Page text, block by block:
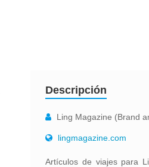
Descripción
Ling Magazine (Brand
lingmagazine.com
Artículos de viajes para